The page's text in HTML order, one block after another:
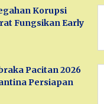
Korupsi
Fungsikan Early
Pacitan 2026
Persiapan